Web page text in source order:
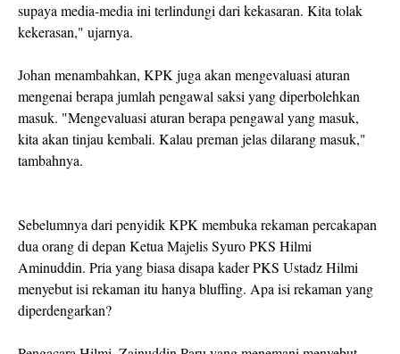
supaya media-media ini terlindungi dari kekasaran. Kita tolak
kekerasan," ujarnya.
Johan menambahkan, KPK juga akan mengevaluasi aturan
mengenai berapa jumlah pengawal saksi yang diperbolehkan
masuk. "Mengevaluasi aturan berapa pengawal yang masuk,
kita akan tinjau kembali. Kalau preman jelas dilarang masuk,"
tambahnya.
Sebelumnya dari penyidik KPK membuka rekaman percakapan
dua orang di depan Ketua Majelis Syuro PKS Hilmi
Aminuddin. Pria yang biasa disapa kader PKS Ustadz Hilmi
menyebut isi rekaman itu hanya bluffing. Apa isi rekaman yang
diperdengarkan?